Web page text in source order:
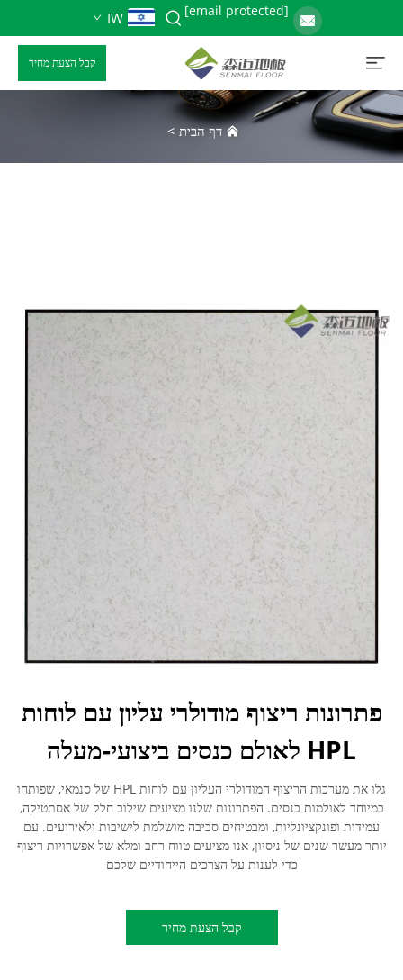
[email protected]
IW
קבל הצעת מחיר
דף הבית >
פתרונות ריצוף מודולרי עליון עם לוחות
HPL לאולם כנסים ביצועי-מעלה
גלו את מערכות הריצוף המודולרי העליון עם לוחות HPL של סנמאי, שפותחו
במיוחד לאולמות כנסים. הפתרונות שלנו מציעים שילוב חלק של אסתטיקה,
עמידות ופונקציונליות, ומבטיחים סביבה מושלמת לישיבות ולאירועים. עם
יותר מעשר שנים של ניסיון, אנו מציעים טווח רחב ומלא של אפשרויות ריצוף
כדי לענות על הצרכים הייחודיים שלכם
קבל הצעת מחיר